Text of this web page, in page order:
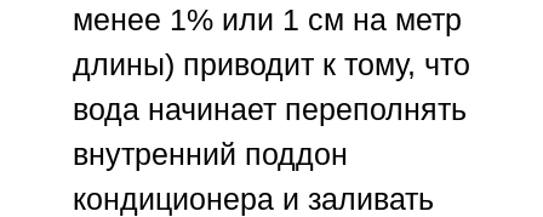
менее 1% или 1 см на метр
длины) приводит к тому, что
вода начинает переполнять
внутренний поддон
кондиционера и заливать